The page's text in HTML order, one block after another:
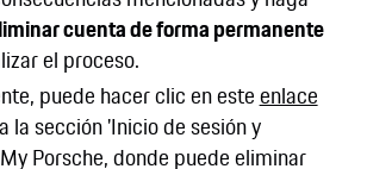
cuenta de forma permanente
el proceso.
puede hacer clic en esteenlace
la sección 'Inicio de sesión y
Porsche, donde puede eliminar